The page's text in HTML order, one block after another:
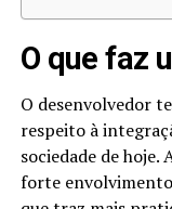
O que faz
O desenvolvedor
respeito à
sociedade de
forte